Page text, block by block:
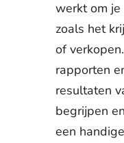
werkt om je
zoals het
of
rapporten
resultaten
begrijpen
een